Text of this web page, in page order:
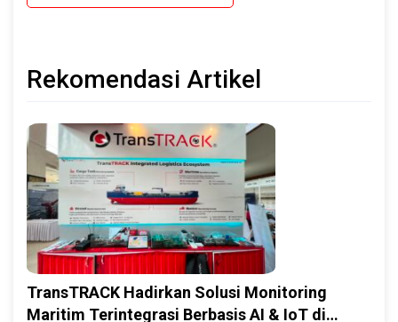
Rekomendasi Artikel
TransTRACK Hadirkan Solusi Monitoring
Maritim Terintegrasi Berbasis AI & IoT di